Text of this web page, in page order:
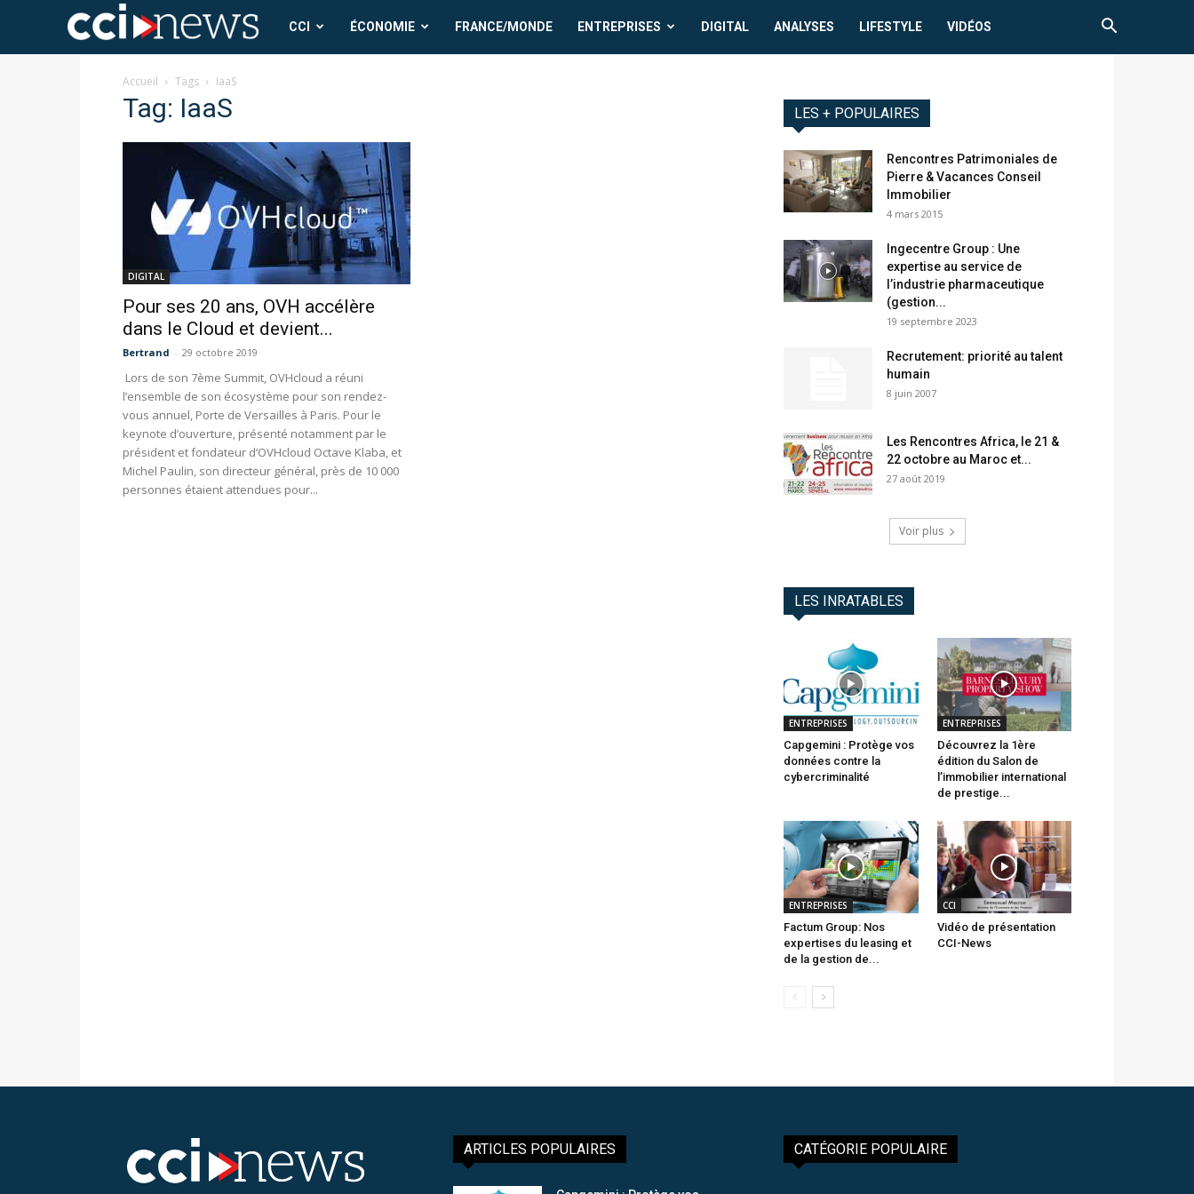
CCICCI ÉCONOMIE FRANCE/MONDE ENTREPRISES DIGITAL ANALYSES LIFESTYLE VIDÉOS
Accueil Tags IaaS
Tag: IaaS
DIGITAL
Pour ses 20 ans, OVH accélère
dans le Cloud et devient...
Bertrand - 29 octobre 2019
Lors de son 7ème Summit, OVHcloud a réuni
l’ensemble de son écosystème pour son rendez-
vous annuel, Porte de Versailles à Paris. Pour le
keynote d’ouverture, présenté notamment par le
président et fondateur d’OVHcloud Octave Klaba, et
Michel Paulin, son directeur général, près de 10 000
personnes étaient attendues pour...
LES + POPULAIRES
Rencontres Patrimoniales de
Pierre & Vacances Conseil
Immobilier
4 mars 2015
Ingecentre Group : Une
expertise au service de
l’industrie pharmaceutique
(gestion...
19 septembre 2023
Recrutement: priorité au talent
humain
8 juin 2007
Les Rencontres Africa, le 21 &
22 octobre au Maroc et...
27 août 2019
Voir plus
LES INRATABLES
ENTREPRISES
Capgemini : Protège vos
données contre la
cybercriminalité
ENTREPRISES
Découvrez la 1ère
édition du Salon de
l’immobilier international
de prestige...
ENTREPRISES
Factum Group: Nos
expertises du leasing et
de la gestion de...
CCI
Vidéo de présentation
CCI-News
ARTICLES POPULAIRES CATÉGORIE POPULAIRE